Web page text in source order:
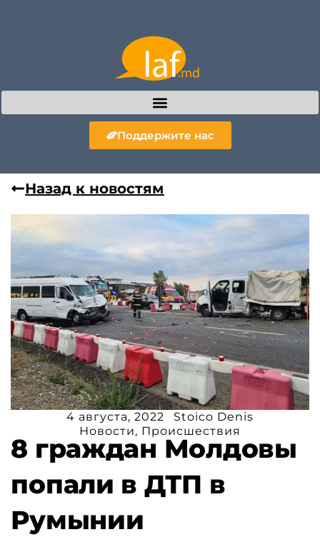
Поддержите нас
Назад к новостям
4 августа, 2022
Stoico Denis
Новости, Происшествия
8 граждан Молдовы
попали в ДТП в
Румынии